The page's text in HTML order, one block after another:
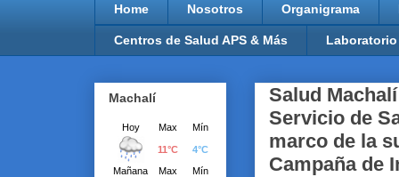
Home Nosotros Organigrama
Centros de Salud APS & Más Laboratorio
Salud
Servicio de
marco de la
Campaña de
Machalí